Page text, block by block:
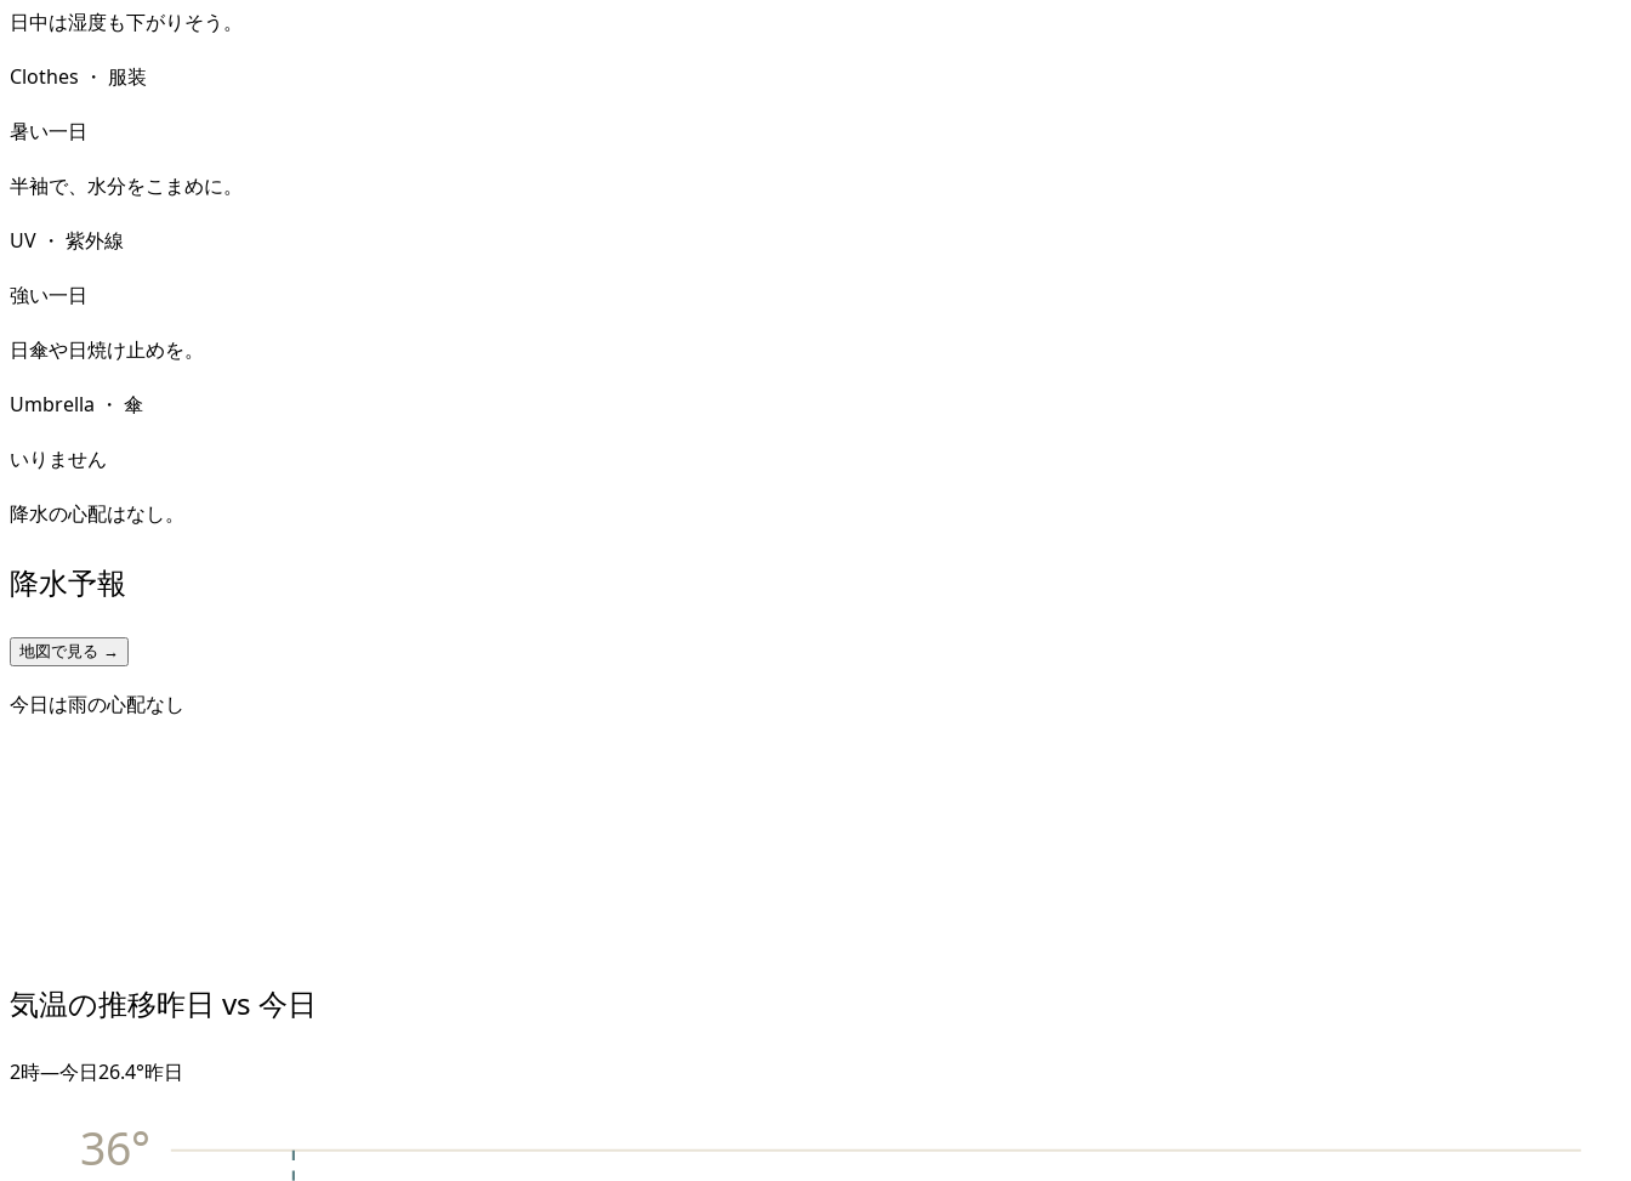
日中は湿度も下がりそう。
Clothes ・ 服装
暑い一日
半袖で、水分をこまめに。
UV ・ 紫外線
強い一日
日傘や日焼け止めを。
Umbrella ・ 傘
いりません
降水の心配はなし。
降水予報
地図で見る →
今日は雨の心配なし
気温の推移昨日 vs 今日
2時—今日26.4°昨日
36°